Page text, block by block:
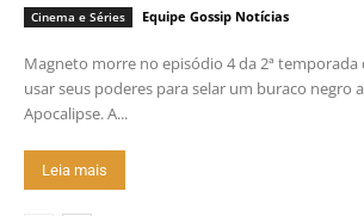
Cinema e Séries Equipe Gossip Notícias
Magneto morre no episódio 4 da 2ª temporada
usar seus poderes para selar um buraco negro
Apocalipse. A...
Leia mais